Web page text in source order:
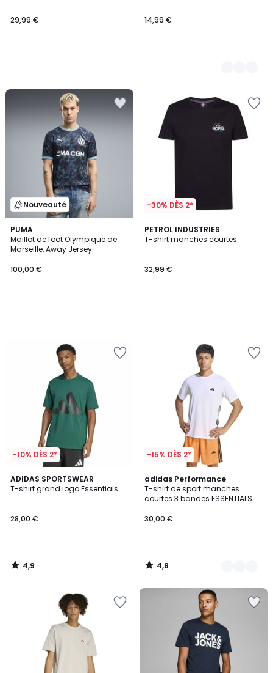
29,99 € 14,99 €
Nouveauté
PUMA
Maillot de foot Olympique de
Marseille, Away Jersey
100,00 €
-30% DÈS 2*
PETROL INDUSTRIES
T-shirt manches courtes
32,99 €
-10% DÈS 2*
ADIDAS SPORTSWEAR
T-shirt grand logo Essentials
28,00 €
4,9
/ 5
4,9
/
-15% DÈS 2*
adidas Performance
T-shirt de sport manches
courtes 3 bandes ESSENTIALS
30,00 €
4,8
/ 5
2
Couleurs
4,8
/